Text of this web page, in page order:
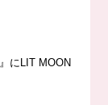
にLIT MOON